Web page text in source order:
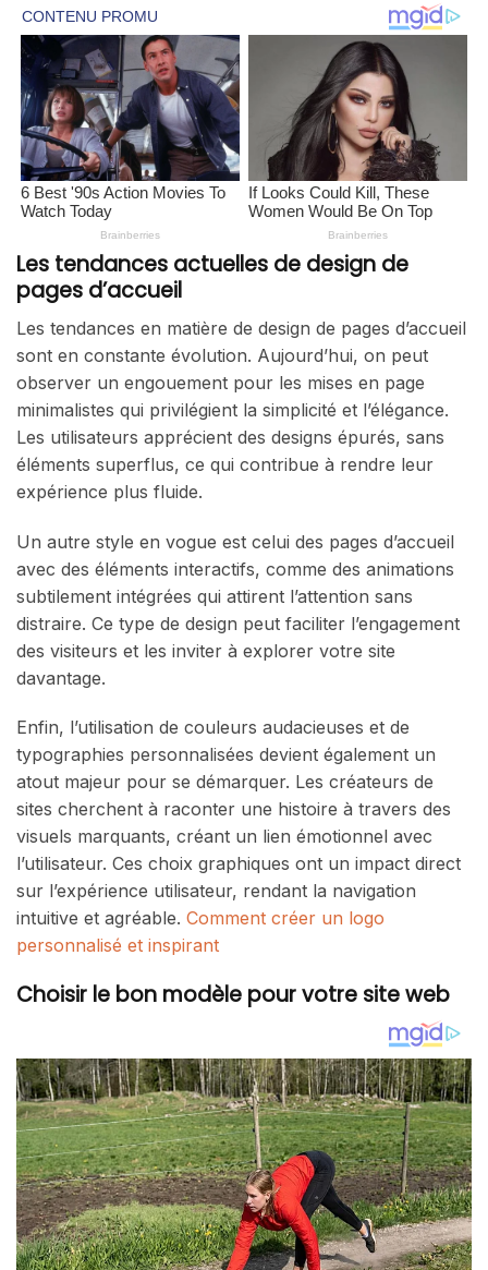
Les tendances actuelles de design de
pages d’accueil
Les tendances en matière de design de pages d’accueil
sont en constante évolution. Aujourd’hui, on peut
observer un engouement pour les mises en page
minimalistes qui privilégient la simplicité et l’élégance.
Les utilisateurs apprécient des designs épurés, sans
éléments superflus, ce qui contribue à rendre leur
expérience plus fluide.
Un autre style en vogue est celui des pages d’accueil
avec des éléments interactifs, comme des animations
subtilement intégrées qui attirent l’attention sans
distraire. Ce type de design peut faciliter l’engagement
des visiteurs et les inviter à explorer votre site
davantage.
Enfin, l’utilisation de couleurs audacieuses et de
typographies personnalisées devient également un
atout majeur pour se démarquer. Les créateurs de
sites cherchent à raconter une histoire à travers des
visuels marquants, créant un lien émotionnel avec
l’utilisateur. Ces choix graphiques ont un impact direct
sur l’expérience utilisateur, rendant la navigation
intuitive et agréable. Comment créer un logo
personnalisé et inspirant
Choisir le bon modèle pour votre site web